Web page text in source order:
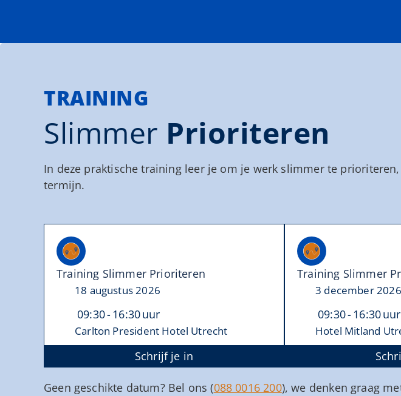
TRAINING
Slimmer Prioriteren
In deze praktische training leer je om je werk slimmer te
termijn.
Training Slimmer Prioriteren
18 augustus 2026
09:30 16:30
Carlton President Hotel Utrecht
Schrijf je in
Training Slimmer
3 december 2026
09:30 16:30
Hotel Mitland
Geen geschikte datum? Bel ons (088 0016 200), we denken graag